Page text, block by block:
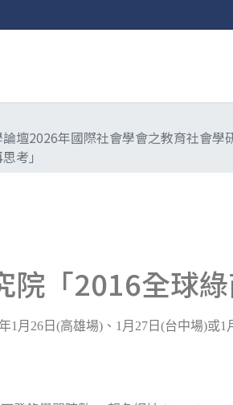
壇2026年國際社會學會之教育社會
考」
「2016全球
1 月 26 日 (高雄場) 、 1 月 27 日 (台中場)或1